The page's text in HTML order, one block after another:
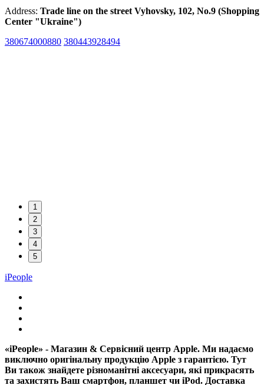
Address: Trade line on the street Vyhovsky, 102, No.9 (Shopping
Center "Ukraine")
380674000880 380443928494
1
2
3
4
5
iPeople
«iPeople» - Магазин & Сервісний центр Apple. Ми надаємо
виключно оригінальну продукцію Apple з гарантією. Тут
Ви також знайдете різноманітні аксесуари, які прикрасять
та захистять Ваш смартфон, планшет чи iPod. Доставка